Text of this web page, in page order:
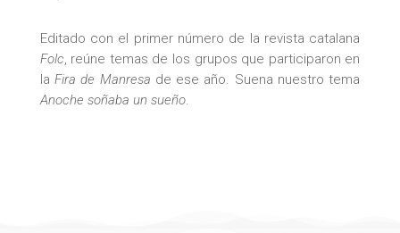
Editado con el primer número de la revista catalana
Folc, reúne temas de los grupos que participaron en
laFira de Manresa de ese año. Suena nuestro tema
Anoche soñaba un sueño.